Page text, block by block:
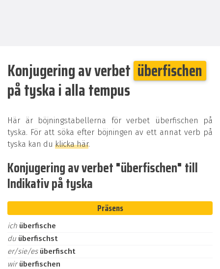
Konjugering av verbet überfischen
på tyska i alla tempus
Här är böjningstabellerna för verbet überfischen på
tyska. För att söka efter böjningen av ett annat verb på
tyska kan du klicka här.
Konjugering av verbet "überfischen" till
Indikativ på tyska
Präsens
ich überfische
du überfischst
er/sie/es überfischt
wirüberfischen